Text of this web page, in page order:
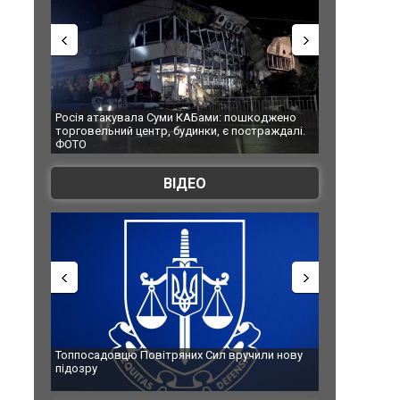
Росія атакувала Суми КАБами: пошкоджено
торговельний центр, будинки, є постраждалі.
ФОТО
ВІДЕО
Топпосадовцю Повітряних Сил вручили нову
підозру